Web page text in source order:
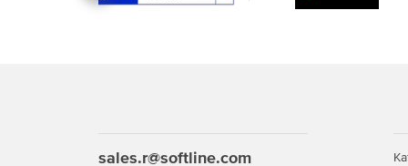
sales.r@softline.com